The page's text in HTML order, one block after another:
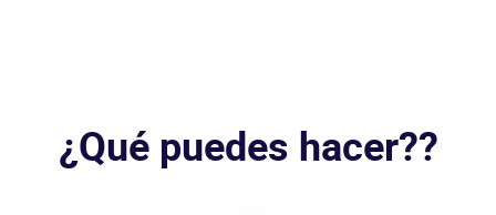
¿Qué puedes hacer??